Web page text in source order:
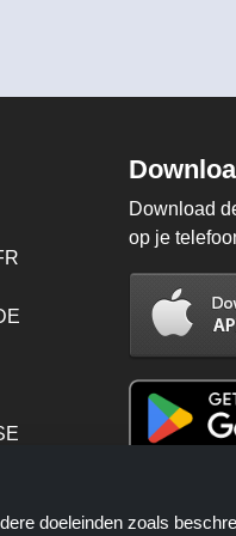
Download
op je
doeleinden zoals